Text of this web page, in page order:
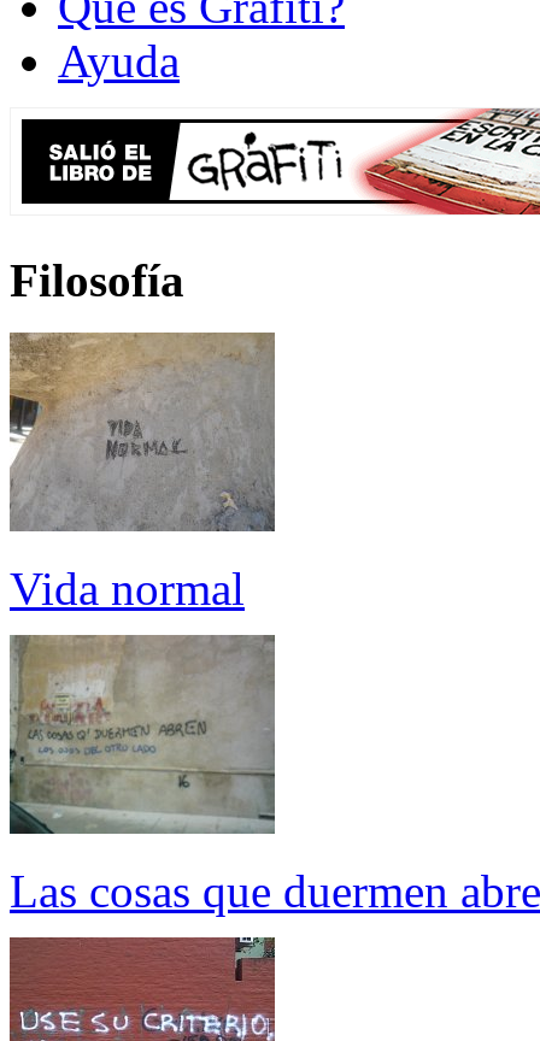
Ayuda
Filosofía
Vida normal
Las cosas que duermen